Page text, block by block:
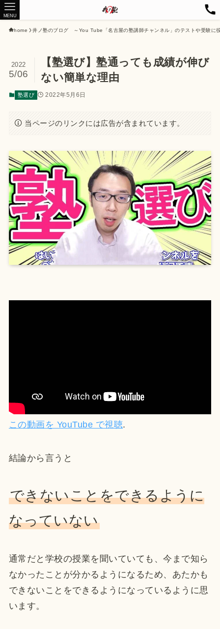
MENU
home 井ノ塾のブログ ～You Tube「名古屋の塾講師チャンネル」のテストや受験に
【塾選び】塾通っても成績が伸び
ない簡単な理由
2022
5/06
塾選び 2022年5月6日
当ページのリンクには広告が含まれています。
この動画を YouTube で視聴.
結論から言うと
できないことをできるように
なっていない
通常だと学校の授業を聞いていても、今まで知ら
なかったことが分かるようになるため、あたかも
できないことをできるようになっているように思
います。